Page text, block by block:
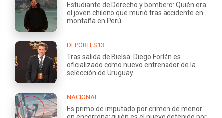
Estudiante de Derecho y bombero: Quién era
el joven chileno que murió tras accidente en
montaña en Perú
DEPORTES13
Tras salida de Bielsa: Diego Forlán es
oficializado como nuevo entrenador de la
selección de Uruguay
NACIONAL
Es primo de imputado por crimen de menor
en encerrona: quién es el nuevo detenido por